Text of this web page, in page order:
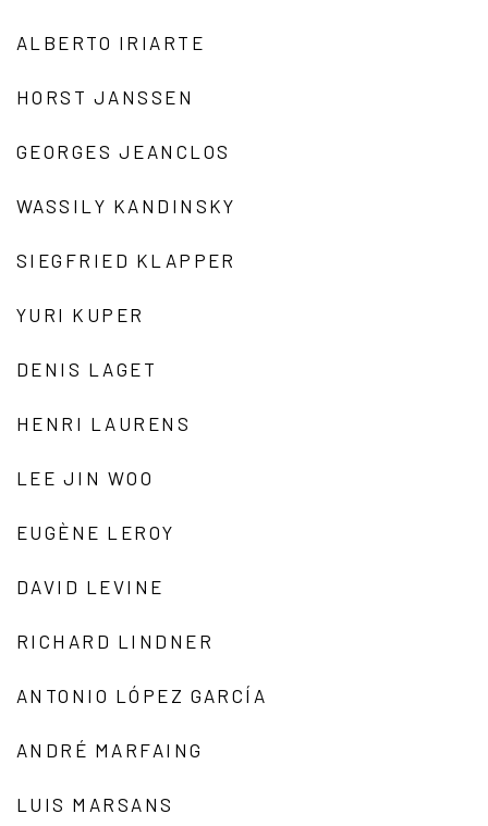
ALBERTO IRIARTE
HORST JANSSEN
GEORGES JEANCLOS
WASSILY KANDINSKY
SIEGFRIED KLAPPER
YURI KUPER
DENIS LAGET
HENRI LAURENS
LEE JIN WOO
EUGÈNE LEROY
DAVID LEVINE
RICHARD LINDNER
ANTONIO LÓPEZ GARCÍA
ANDRÉ MARFAING
LUIS MARSANS